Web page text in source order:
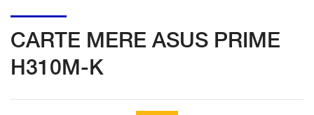
CARTE MERE ASUS PRIME
H310M-K